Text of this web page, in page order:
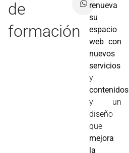
de
formación
renueva
su
espacio
web con
nuevos
servicios
y
contenidos
y un
diseño
que
mejora
la